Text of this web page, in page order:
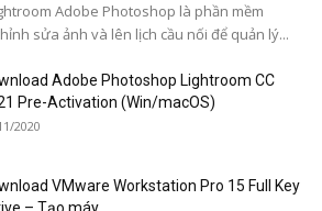
Adobe Photoshop là phần mềm
sửa ảnh và lên lịch cầu nối để quản lý...
Adobe Photoshop Lightroom CC
Pre-Activation (Win/macOS)
2020
VMware Workstation Pro 15 Full Key